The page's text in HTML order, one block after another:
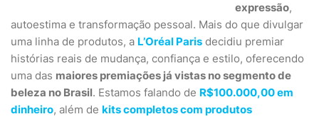
expressão,
autoestima e transformação pessoal. Mais do que divulgar
uma linha de produtos, a L’Oréal Paris decidiu premiar
histórias reais de mudança, confiança e estilo, oferecendo
uma das maiores premiações já vistas no segmento de
beleza no Brasil. Estamos falando de R$100.000,00 em
dinheiro, além de kits completos com produtos